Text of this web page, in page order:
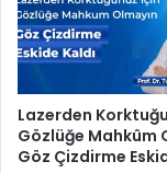
K
ı
s
n
K
Lazerden
Gözlüğe Mahkûm
Göz Çizdirme